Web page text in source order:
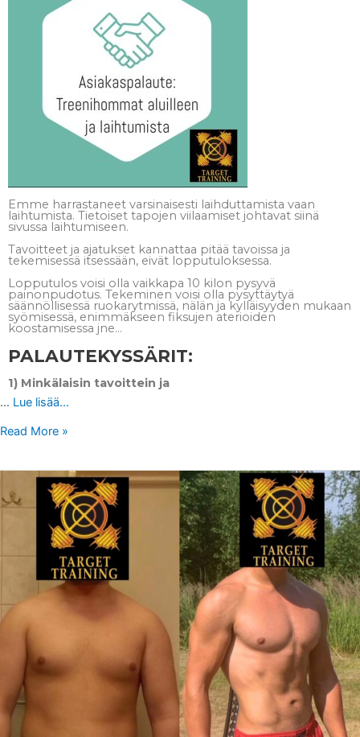
Emme harrastaneet varsinaisesti laihduttamista vaan
laihtumista. Tietoiset tapojen viilaamiset johtavat siinä
sivussa laihtumiseen.
Tavoitteet ja ajatukset kannattaa pitää tavoissa ja
tekemisessä itsessään, eivät lopputuloksessa.
Lopputulos voisi olla vaikkapa 10 kilon pysyvä
painonpudotus. Tekeminen voisi olla pysyttäytyä
säännöllisessä ruokarytmissä, nälän ja kylläisyyden mukaan
syömisessä, enimmäkseen fiksujen aterioiden
koostamisessa jne…
PALAUTEKYSSÄRIT:
1) Minkälaisin tavoittein ja
… Lue lisää...
Read More »
VALMENNUSKEISSI:
Kehonkoostumuksen
muokkailua